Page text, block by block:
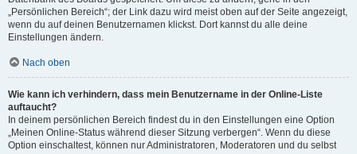
„Persönlichen Bereich“; der Link dazu wird meist oben auf der Seite angezeigt,
wenn du auf deinen Benutzernamen klickst. Dort kannst du alle deine
Einstellungen ändern.
Nach oben
Wie kann ich verhindern, dass mein Benutzername in der Online-Liste
auftaucht?
In deinem persönlichen Bereich findest du in den Einstellungen eine Option
„Meinen Online-Status während dieser Sitzung verbergen“. Wenn du diese
Option einschaltest, können nur Administratoren, Moderatoren und du selbst